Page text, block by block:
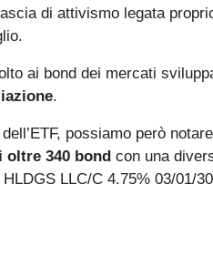
di attivismo legata
ai bond dei mercati
.
possiamo però
oltre 340 bond con una
LLC/C 4.75% 03/01/